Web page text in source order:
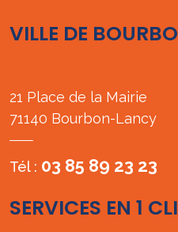
VILLE DE
21 Place de la Mairie
71140 Bourbon-Lancy
Tél : 03 85 89 23 23
SERVICES EN 1